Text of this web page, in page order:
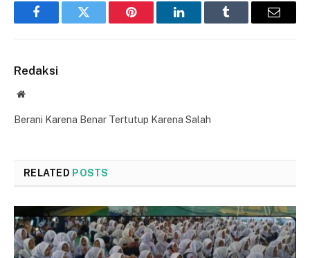
FacebookTwitter Pinterest LinkedInTumblr Email
Redaksi
Website
Berani Karena Benar Tertutup Karena Salah
RELATED POSTS